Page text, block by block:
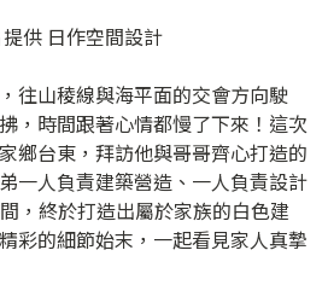
供 日作空間設計
往山稜線與海平面的交會方向駛
，時間跟著心情都慢了下來！這次
鄉台東，拜訪他與哥哥齊心打造的
一人負責建築營造、一人負責設計
，終於打造出屬於家族的白色建
彩的細節始末，一起看見家人真摯